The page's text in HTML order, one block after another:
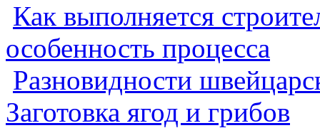
Как выполняется
особенность процесса
Разновидности
Заготовка ягод и грибов